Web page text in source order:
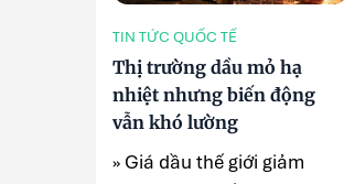
TIN TỨC QUỐC TẾ
Thị trường dầu mỏ hạ
nhiệt nhưng biến động
vẫn khó lường
» Giá dầu thế giới giảm